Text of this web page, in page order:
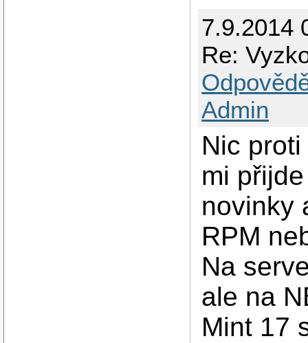
7.9.2014
Re:
Admin
Nic
mi
novinky
RPM
Na
ale na
Mint 17